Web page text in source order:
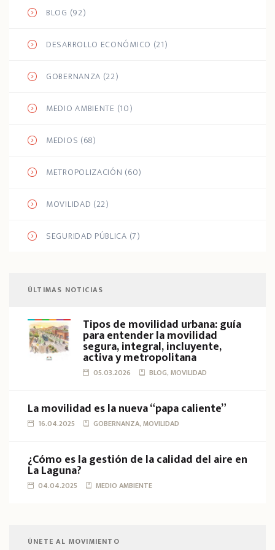
BLOG (92)
DESARROLLO ECONÓMICO (21)
GOBERNANZA (22)
MEDIO AMBIENTE (10)
MEDIOS (68)
METROPOLIZACIÓN (60)
MOVILIDAD (22)
SEGURIDAD PÚBLICA (7)
ÚLTIMAS NOTICIAS
Tipos de movilidad urbana: guía
para entender la movilidad
segura, integral, incluyente,
activa y metropolitana
05.03.2026 BLOG, MOVILIDAD
La movilidad es la nueva “papa caliente”
16.04.2025 GOBERNANZA, MOVILIDAD
¿Cómo es la gestión de la calidad del aire en
La Laguna?
04.04.2025 MEDIO AMBIENTE
ÚNETE AL MOVIMIENTO